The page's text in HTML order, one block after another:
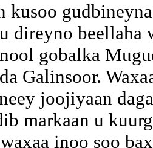
kusoo
direyno beellaha
gobalka
Galinsoor.
joojiyaan
markaan u
inoo soo